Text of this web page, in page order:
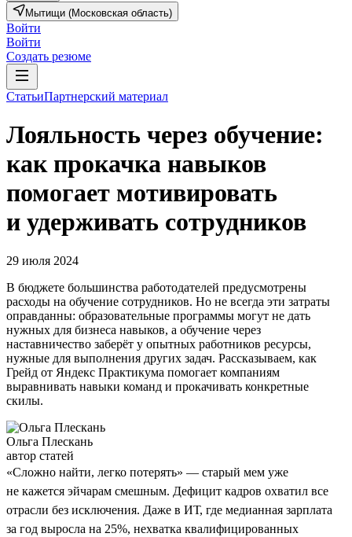
Мытищи (Московская область)
Войти
Войти
Создать резюме
СтатьиПартнерский материал
Лояльность через обучение:
как прокачка навыков
помогает мотивировать
и удерживать сотрудников
29 июля 2024
В бюджете большинства работодателей предусмотрены
расходы на обучение сотрудников. Но не всегда эти затраты
оправданны: образовательные программы могут не дать
нужных для бизнеса навыков, а обучение через
наставничество заберёт у опытных работников ресурсы,
нужные для выполнения других задач. Рассказываем, как
Грейд от Яндекс Практикума помогает компаниям
выравнивать навыки команд и прокачивать конкретные
скилы.
Ольга Плескань
автор статей
«Сложно найти, легко потерять» — старый мем уже
не кажется эйчарам смешным. Дефицит кадров охватил все
отрасли без исключения. Даже в ИТ, где медианная зарплата
за год выросла на 25%, нехватка квалифицированных